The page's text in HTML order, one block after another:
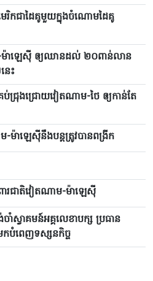
រិកជាដៃគូមួយក្នុងចំណោមដៃគូ
ម៉ាឡេស៊ី ឲ្យឈានដល់ ២០ពាន់លាន
េះ
ប់ជ្រុងជ្រោយវៀតណាម-ថៃ ឲ្យកាន់តែ
ម៉ាឡេស៊ីនឹងបន្តត្រូវបានពង្រីក
ារជាតិវៀតណាម-ម៉ាឡេស៊ី
ចាំស្វាគមន៍អគ្គលេខាបក្ស ប្រធាន
បំពេញទស្សនកិច្ច